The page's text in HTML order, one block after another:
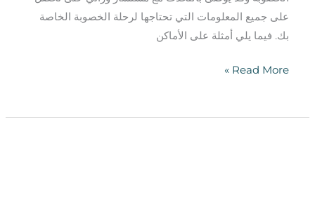
على جميع المعلومات التي تحتاجها لرحلة الخصوبة الخاصة
بك. فيما يلي أمثلة على الأماكن
Read More »